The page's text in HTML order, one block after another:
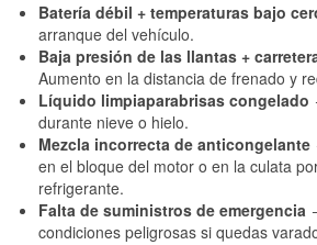
Batería débil + temperaturas bajo
arranque del vehículo.
Baja presión de las llantas +
Aumento en la distancia de frenado y
Líquido limpiaparabrisas congelado
durante nieve o hielo.
Mezcla incorrecta de anticongelante
en el bloque del motor o en la culata
refrigerante.
Falta de suministros de emergencia
condiciones peligrosas si quedas